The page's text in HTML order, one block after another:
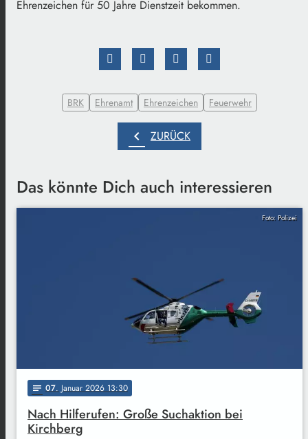
Ehrenzeichen für 50 Jahre Dienstzeit bekommen.
BRK Ehrenamt Ehrenzeichen Feuerwehr
chevron_left ZURÜCK
Das könnte Dich auch interessieren
Foto: Polizei
notes 07. Januar 2026 13:30
Nach Hilferufen: Große Suchaktion bei
Kirchberg